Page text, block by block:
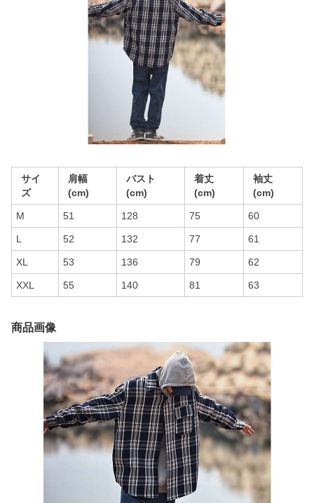
サイ
ズ
肩幅
(cm)
バスト
(cm)
着丈
(cm)
袖丈
(cm)
M 51 128 75 60
L 52 132 77 61
XL 53 136 79 62
XXL 55 140 81 63
商品画像